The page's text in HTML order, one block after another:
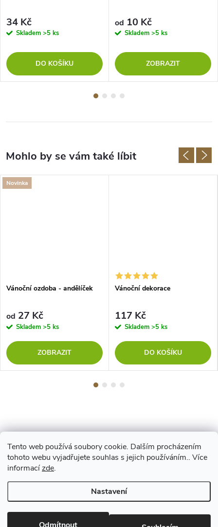
Tento web používá soubory cookie. Dalším procházením
tohoto webu vyjadřujete souhlas s jejich používáním.. Více
informacízde.
Nastavení
34 Kč
Skladem >5 ks
DO KOŠÍKU
od 10 Kč
Skladem >5 ks
ZOBRAZIT
Novinka
Vánoční ozdoba - andělíček
od 27 Kč
Skladem >5 ks
ZOBRAZIT
Vánoční dekorace
117 Kč
Skladem >5 ks
DO KOŠÍKU
Z
á
pCopyright 2026www.vyrejeme.cz. Všechna práva vyhrazena.Upravit
nastavení cookies